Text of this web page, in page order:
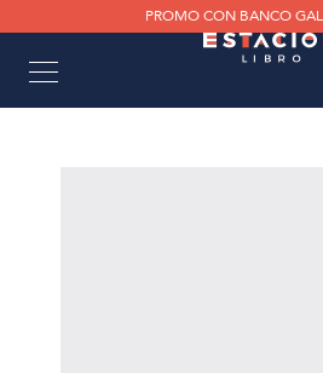
PROMO CON BANCO